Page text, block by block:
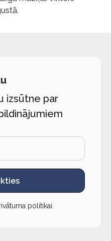
izsūtne par
politikai